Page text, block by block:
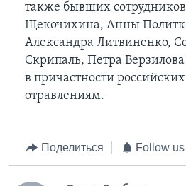
также бывших
Щекочихина, Анны
Александра Литвиненко,
Скрипаль, Петра
в причастности
отравлениям.
Поделиться Follow us